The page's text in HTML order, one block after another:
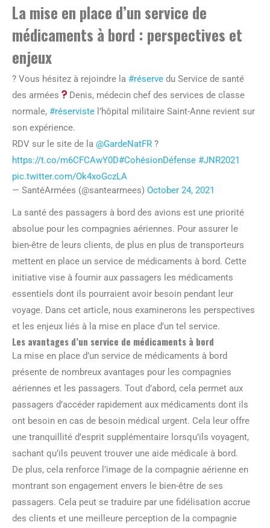
La mise en place d’un service de
médicaments à bord : perspectives et
enjeux
?️ Vous hésitez à rejoindre la #réserve du Service de santé
des armées
Denis, médecin chef des services de classe
normale, #réserviste l’hôpital militaire Saint-Anne revient sur
son expérience.
RDV sur le site de la @GardeNatFR ?
https://t.co/m6CFCAwY0D#CohésionDéfense #JNR2021
pic.twitter.com/Ok4xoGczLA
— SantéArmées (@santearmees) October 24, 2021
La santé des passagers à bord des avions est une priorité
absolue pour les compagnies aériennes. Pour assurer le
bien-être de leurs clients, de plus en plus de transporteurs
mettent en place un service de médicaments à bord. Cette
initiative vise à fournir aux passagers les médicaments
essentiels dont ils pourraient avoir besoin pendant leur
voyage. Dans cet article, nous examinerons les perspectives
et les enjeux liés à la mise en place d’un tel service.
Les avantages d’un service de médicaments à bord
La mise en place d’un service de médicaments à bord
présente de nombreux avantages pour les compagnies
aériennes et les passagers. Tout d’abord, cela permet aux
passagers d’accéder rapidement aux médicaments dont ils
ont besoin en cas de besoin médical urgent. Cela leur offre
une tranquillité d’esprit supplémentaire lorsqu’ils voyagent,
sachant qu’ils peuvent trouver une aide médicale à bord.
De plus, cela renforce l’image de la compagnie aérienne en
montrant son engagement envers le bien-être de ses
passagers. Cela peut se traduire par une fidélisation accrue
des clients et une meilleure perception de la compagnie